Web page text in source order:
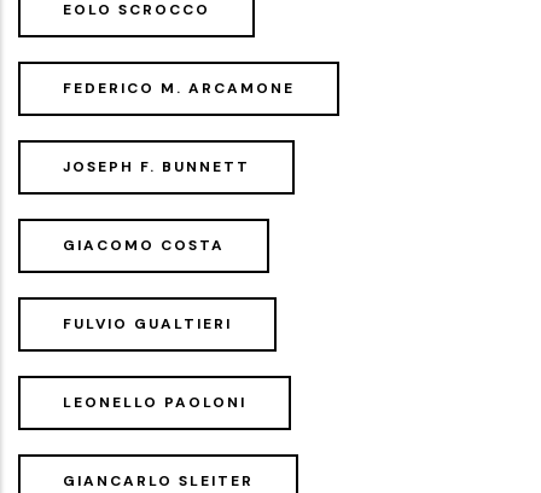
EOLO SCROCCO
FEDERICO M. ARCAMONE
JOSEPH F. BUNNETT
GIACOMO COSTA
FULVIO GUALTIERI
LEONELLO PAOLONI
GIANCARLO SLEITER